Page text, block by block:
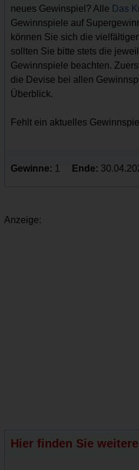
neues Gewinspiel? Alle Das
Gewinnspiele auf
können Sie sich die
sollten Sie bitte stets die
Gewinnspiele beachten.
die Devise bei allen
Überblick.
Fehlt ein aktuelles
Gewinne: 1 Ende:
Anzeige:
Hier finden Sie